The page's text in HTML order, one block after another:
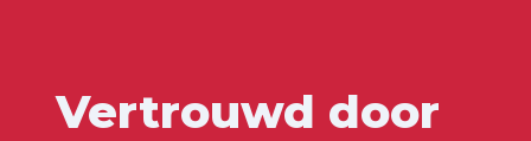
Vertrouwd door